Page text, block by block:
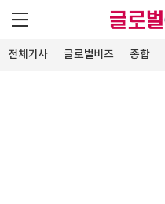
전체기사 글로벌비즈 종합